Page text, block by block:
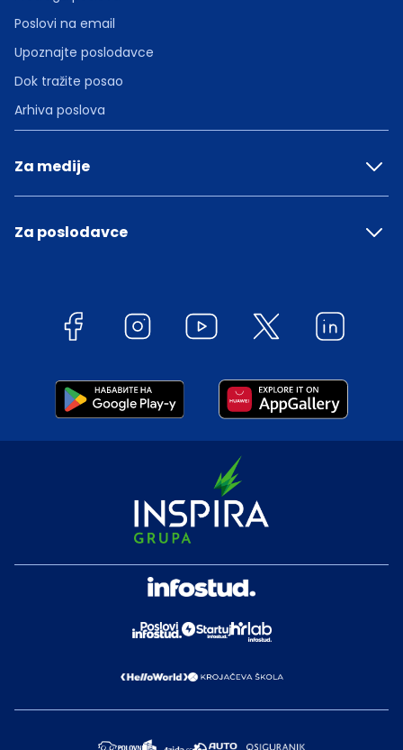
Poslovi na email
Upoznajte poslodavce
Dok tražite posao
Arhiva poslova
Za medije
Za poslodavce